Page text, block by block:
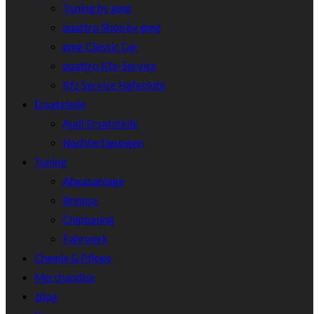
Tuning by gmg
quattro Shop by gmg
gmg Classic Car
quattro Kfz-Service
Kfz Service Hafenlohr
Ersatzteile
Audi Ersatzteile
Nachfertigungen
Tuning
Abgasanlage
Bremse
Chiptuning
Fahrwerk
Chemie & Pflege
Merchandise
.blog